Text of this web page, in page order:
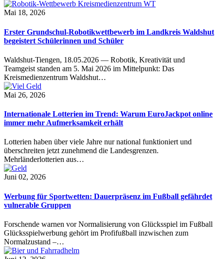
Mai 18, 2026
Erster Grundschul-Robotikwettbewerb im Landkreis Waldshut
begeistert Schülerinnen und Schüler
Waldshut-Tiengen, 18.05.2026 — Robotik, Kreativität und
Teamgeist standen am 5. Mai 2026 im Mittelpunkt: Das
Kreismedienzentrum Waldshut…
Mai 26, 2026
Internationale Lotterien im Trend: Warum EuroJackpot online
immer mehr Aufmerksamkeit erhält
Lotterien haben über viele Jahre nur national funktioniert und
überschreiten jetzt zunehmend die Landesgrenzen.
Mehrländerlotterien aus…
Juni 02, 2026
Werbung für Sportwetten: Dauerpräsenz im Fußball gefährdet
vulnerable Gruppen
Forschende warnen vor Normalisierung von Glücksspiel im Fußball
Glücksspielwerbung gehört im Profifußball inzwischen zum
Normalzustand –…